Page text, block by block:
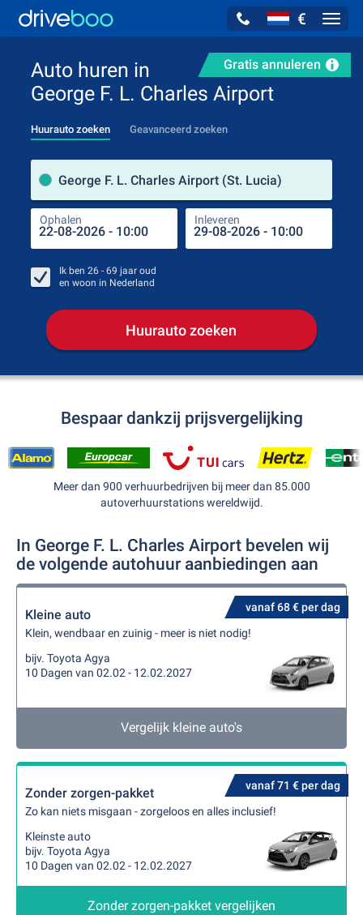
€
Gratis annuleren
Auto huren in
George F. L. Charles Airport
Huurauto zoeken Geavanceerd zoeken
George F. L. Charles Airport (St. Lucia)
Ophalen Inleveren
Ik ben 26 - 69 jaar oud
en woon in Nederland
Huurauto zoeken
Bespaar dankzij prijsvergelijking
Meer dan 900 verhuurbedrijven bij meer dan 85.000
autoverhuurstations wereldwijd.
In George F. L. Charles Airport bevelen wij
de volgende autohuur aanbiedingen aan
vanaf 68 € per dag
Kleine auto
Klein, wendbaar en zuinig - meer is niet nodig!
bijv. Toyota Agya
10 Dagen van 02.02 - 12.02.2027
Vergelijk kleine auto's
vanaf 71 € per dag
Zonder zorgen-pakket
Zo kan niets misgaan - zorgeloos en alles inclusief!
Kleinste auto
bijv. Toyota Agya
10 Dagen van 02.02 - 12.02.2027
Zonder zorgen-pakket vergelijken